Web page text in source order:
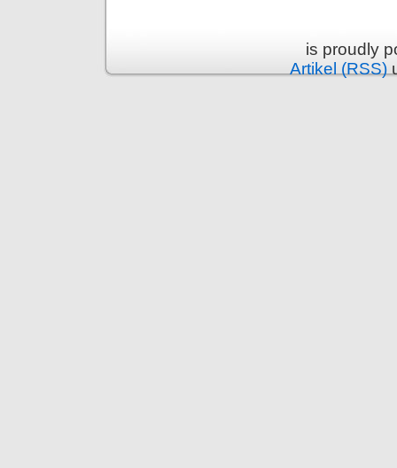
is proudly
Artikel (RSS)